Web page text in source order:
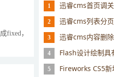
fixed，
1 迅睿cms首页调
2 迅睿cms列表分
3 迅睿cms内容删
4 Flash设计绘制具有卡
5 Fireworks CS5新